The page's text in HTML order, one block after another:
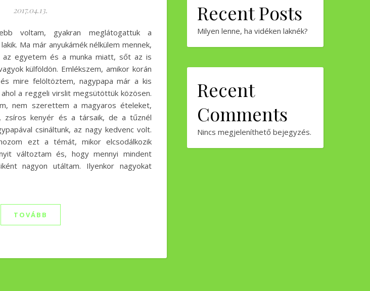
2017.04.13.
voltam, gyakran meglátogattuk a
Ma már anyukámék nélkülem mennek,
az egyetem és a munka miatt, sőt az is
külföldön. Emlékszem, amikor korán
mire felöltöztem, nagypapa már a kis
a reggeli virslit megsütöttük közösen.
nem szerettem a magyaros ételeket,
zsíros kenyér és a társaik, de a tűznél
csináltunk, az nagy kedvenc volt.
ezt a témát, mikor elcsodálkozik
változtam és, hogy mennyi mindent
nagyon utáltam. Ilyenkor nagyokat
TOVÁBB
Recent Posts
Milyen lenne, ha vidéken laknék?
Recent
Comments
Nincs megjeleníthető bejegyzés.